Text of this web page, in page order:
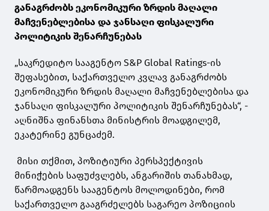
განაგრძობს ეკონომიკური ზრდის მაღალი
მაჩვენებლებისა და ჯანსაღი ფისკალური
პოლიტიკის შენარჩუნებას
„საკრედიტო სააგენტო S&P Global Ratings-ის
შეფასებით, საქართველო კვლავ განაგრძობს
ეკონომიკური ზრდის მაღალი მაჩვენებლებისა და
ჯანსაღი ფისკალური პოლიტიკის შენარჩუნებას“, -
აღნიშნა ფინანსთა მინისტრის მოადგილემ,
ეკატერინე გუნცაძემ.
მისი თქმით, პოზიტიური პერსპექტივის
მინიჭების საფუძვლებს, ანგარიშის თანახმად,
წარმოადგენს სააგენტოს მოლოდინები, რომ
საქართველო გააგრძელებს საგარეო პოზიციის